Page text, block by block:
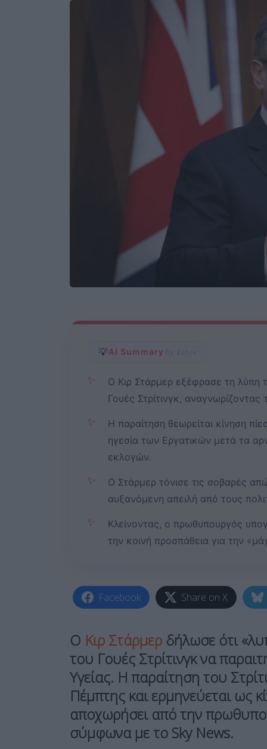
💡AI Summary by Libre
✨
Ο Κιρ Στάρμερ εξέφρασε τη λύπη
Γουές Στρίτινγκ,
✨
Η παραίτηση θεωρείται κίνηση
ηγεσία των Εργατικών μετά τα
εκλογών.
✨
Ο Στάρμερ τόνισε τις σοβαρές
αυξανόμενη απειλή από τους
✨
Κλείνοντας, ο πρωθυπουργός
την κοινή προσπάθεια για την
Facebook Share on X
Ο Κιρ Στάρμερ δήλωσε ότι
του Γουές Στρίτινγκνα
Υγείας. Η παραίτηση του
Πέμπτης και ερμηνεύεται ως
αποχωρήσει από την
σύμφωνα με το Sky News.